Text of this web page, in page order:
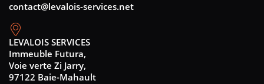
contact@levalois-services.net
LEVALOIS SERVICES
Immeuble Futura,
Voie verte Zi Jarry,
97122 Baie-Mahault